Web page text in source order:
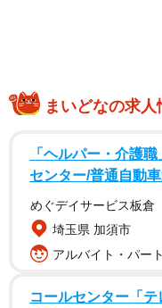
まいどなの求人
「ヘルパー・介護
センター/普通自動
めぐデイサービス板倉
埼玉県 加須市
アルバイト・パー
コールセンター「